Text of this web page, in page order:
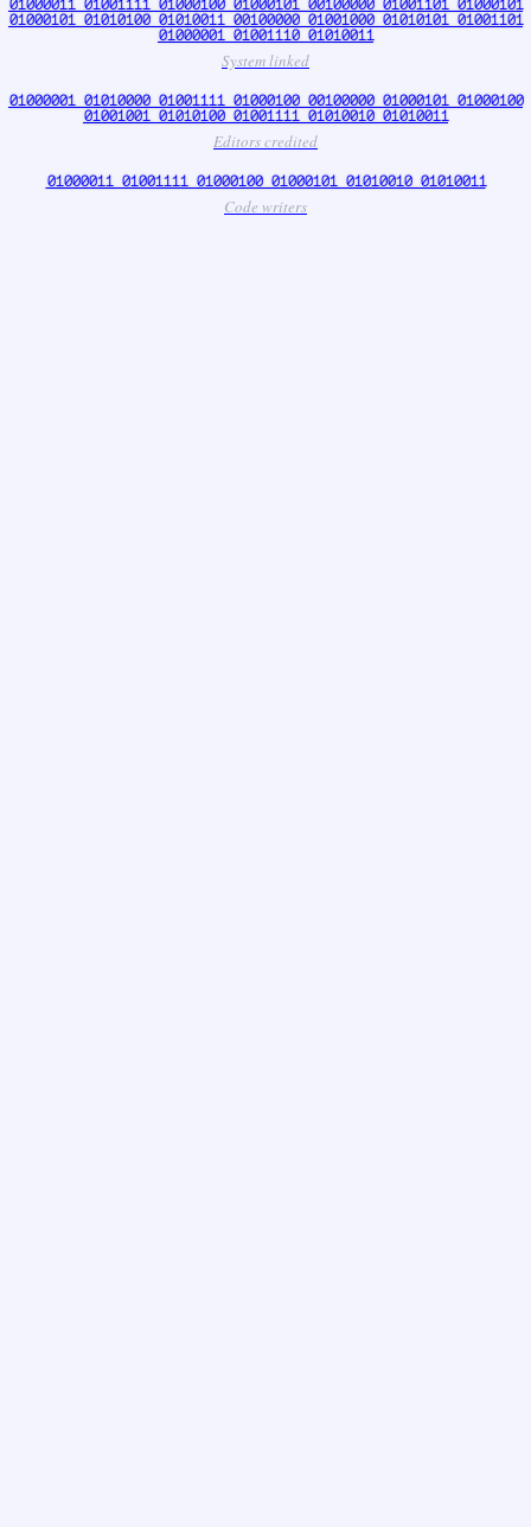
01000011 01001111 01000100 01000101 00100000 01001101 01000101
01000101 01010100 01010011 00100000 01001000 01010101 01001101
01000001 01001110 01010011
System linked
01000001 01010000 01001111 01000100 00100000 01000101 01000100
01001001 01010100 01001111 01010010 01010011
Editors credited
01000011 01001111 01000100 01000101 01010010 01010011
Code writers